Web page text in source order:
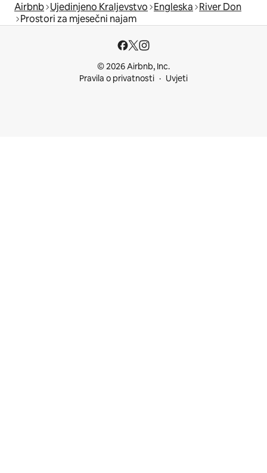
Airbnb Ujedinjeno Kraljevstvo Engleska River Don
Prostori za mjesečni najam
© 2026 Airbnb, Inc.
Pravila o privatnosti
Uvjeti